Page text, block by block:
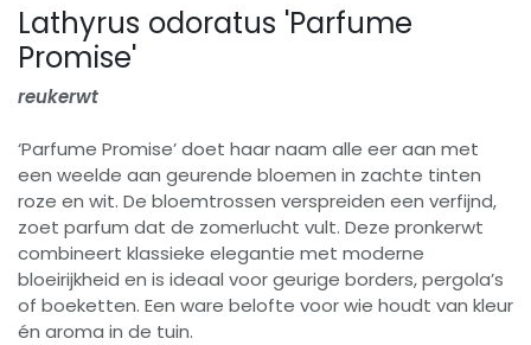
Lathyrus odoratus 'Parfume
Promise'
reukerwt
‘Parfume Promise’ doet haar naam alle eer aan met
een weelde aan geurende bloemen in zachte tinten
roze en wit. De bloemtrossen verspreiden een verfijnd,
zoet parfum dat de zomerlucht vult. Deze pronkerwt
combineert klassieke elegantie met moderne
bloeirijkheid en is ideaal voor geurige borders, pergola’s
of boeketten. Een ware belofte voor wie houdt van kleur
én aroma in de tuin.